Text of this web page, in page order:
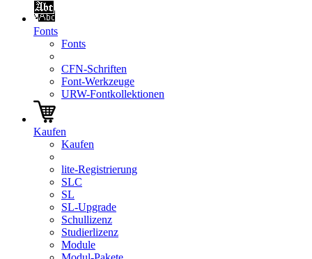
Fonts
Fonts
CFN-Schriften
Font-Werkzeuge
URW-Fontkollektionen
Kaufen
Kaufen
lite-Registrierung
SLC
SL
SL-Upgrade
Schullizenz
Studierlizenz
Module